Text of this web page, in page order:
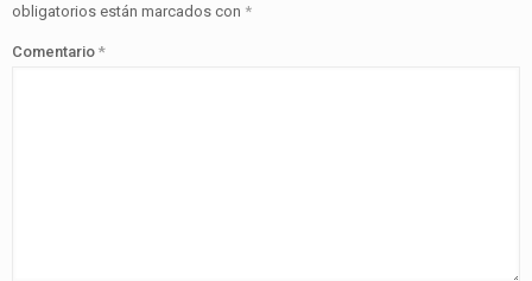
obligatorios están marcados con *
Comentario *